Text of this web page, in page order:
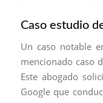
Caso estudio
Un caso notable
mencionado caso
Este abogado
Google que